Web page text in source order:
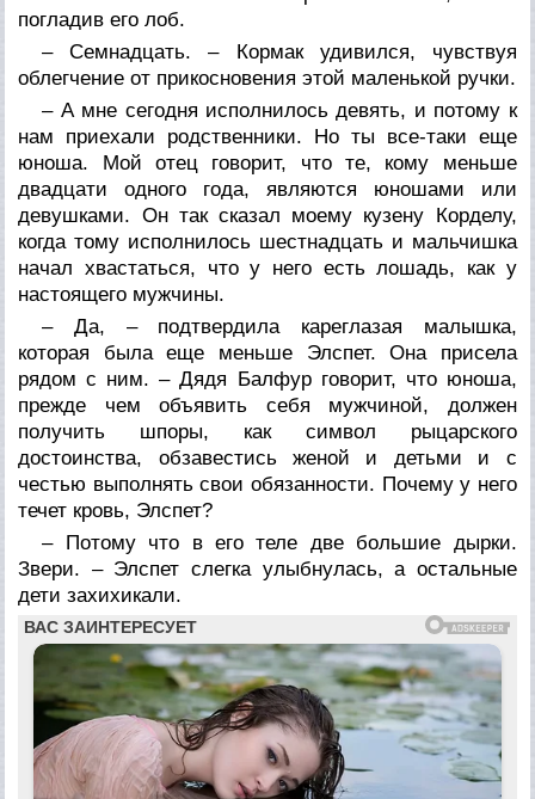
погладив его лоб.
– Семнадцать. – Кормак удивился, чувствуя
облегчение от прикосновения этой маленькой ручки.
– А мне сегодня исполнилось девять, и потому к
нам приехали родственники. Но ты все-таки еще
юноша. Мой отец говорит, что те, кому меньше
двадцати одного года, являются юношами или
девушками. Он так сказал моему кузену Корделу,
когда тому исполнилось шестнадцать и мальчишка
начал хвастаться, что у него есть лошадь, как у
настоящего мужчины.
– Да, – подтвердила кареглазая малышка,
которая была еще меньше Элспет. Она присела
рядом с ним. – Дядя Балфур говорит, что юноша,
прежде чем объявить себя мужчиной, должен
получить шпоры, как символ рыцарского
достоинства, обзавестись женой и детьми и с
честью выполнять свои обязанности. Почему у него
течет кровь, Элспет?
– Потому что в его теле две большие дырки.
Звери. – Элспет слегка улыбнулась, а остальные
дети захихикали.